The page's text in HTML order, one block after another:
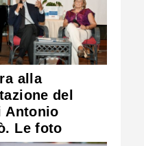
alla
del
Antonio
Le foto